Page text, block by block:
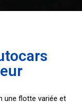
une flotte variée et